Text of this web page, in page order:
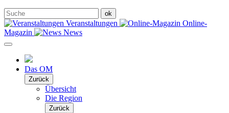
Veranstaltungen
Online-
Magazin
News
Das OM
Zurück
Übersicht
Die Region
Zurück